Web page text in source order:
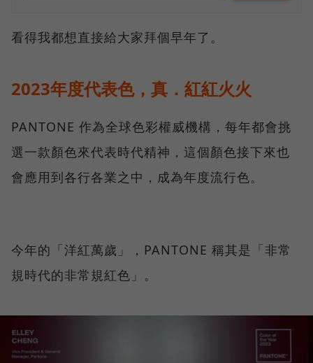
看得我都想直接給大家拜個早年了。
2023年度代表色，真．紅紅火火
PANTONE 作為全球色彩權威機構，每年都會挑
選一款顏色來代表時代精神，這個顏色接下來也
會應用到各行各業之中，成為年度流行色。
今年的「洋紅萬歲」，PANTONE 稱其是「非常
規時代的非常規紅色」。